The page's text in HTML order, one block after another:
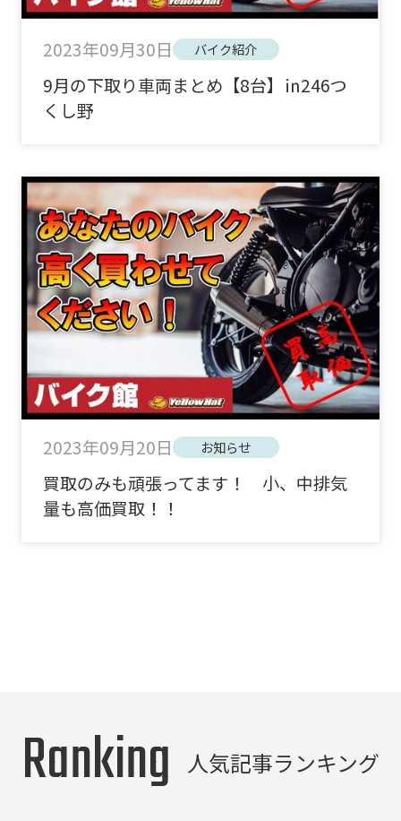
2023年09月30日 バイク紹介
9月の下取り車両まとめ【8台】㏌246つ
くし野
2023年09月20日 お知らせ
買取のみも頑張ってます！ 小、中排気
量も高価買取！！
Ranking 人気記事ランキング